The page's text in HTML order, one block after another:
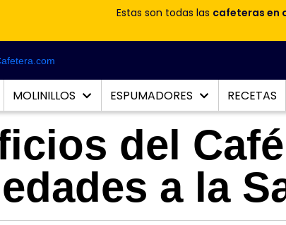
Estas son todas las cafeteras en
MOLINILLOS ESPUMADORES RECETAS
del
a la